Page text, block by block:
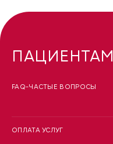
ПАЦИЕНТАМ
FAQ-ЧАСТЫЕ ВОПРОСЫ
ОПЛАТА УСЛУГ